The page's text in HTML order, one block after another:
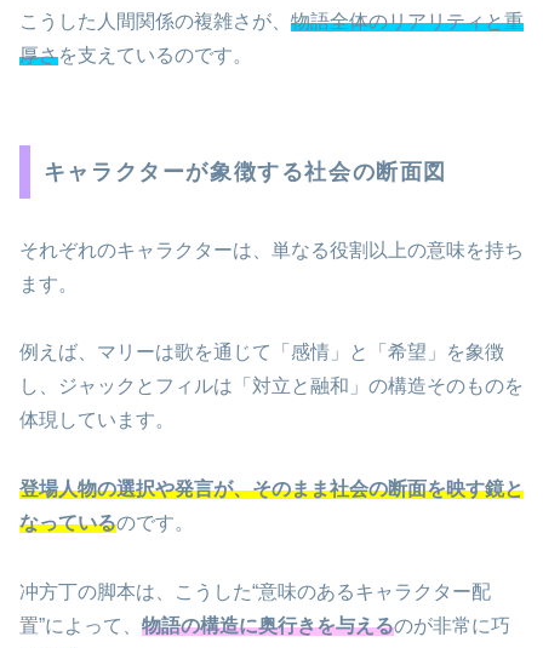
こうした人間関係の複雑さが、 物語全体のリアリティと重
厚さを支えているのです。
キャラクターが象徴する社会の断面図
それぞれのキャラクターは、単なる役割以上の意味を持ち
ます。
例えば、マリーは歌を通じて「感情」と「希望」を象徴
し、ジャックとフィルは「対立と融和」の構造そのものを
体現しています。
登場人物の選択や発言が、そのまま社会の断面を映す鏡と
なっているのです。
冲方丁の脚本は、こうした“意味のあるキャラクター配
置”によって、 物語の構造に奥行きを与えるのが非常に巧